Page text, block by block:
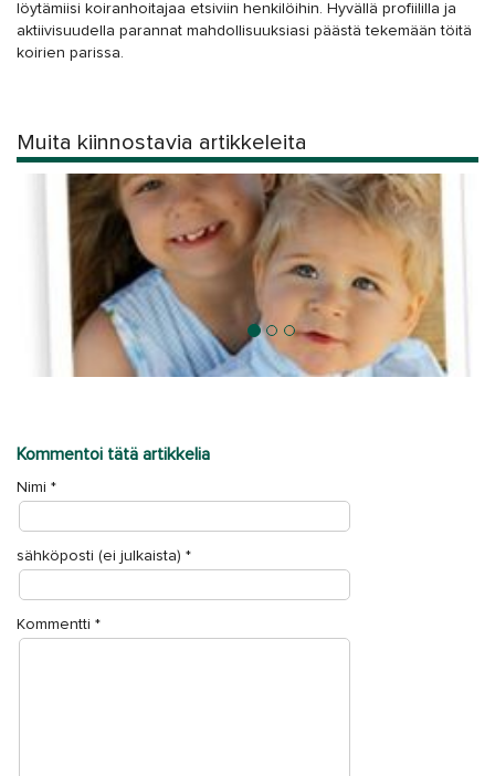
löytämiisi koiranhoitajaa etsiviin henkilöihin. Hyvällä profiililla ja
aktiivisuudella parannat mahdollisuuksiasi päästä tekemään töitä
koirien parissa.
Muita kiinnostavia artikkeleita
Kommentoi tätä artikkelia
Nimi *
sähköposti (ei julkaista) *
Kommentti *